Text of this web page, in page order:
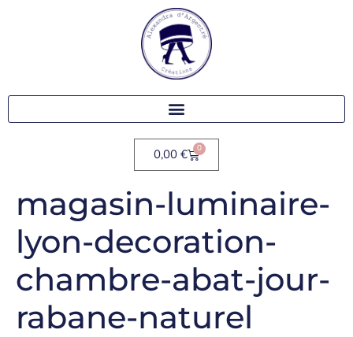
0,00 € 0
magasin-luminaire-
lyon-decoration-
chambre-abat-jour-
rabane-naturel